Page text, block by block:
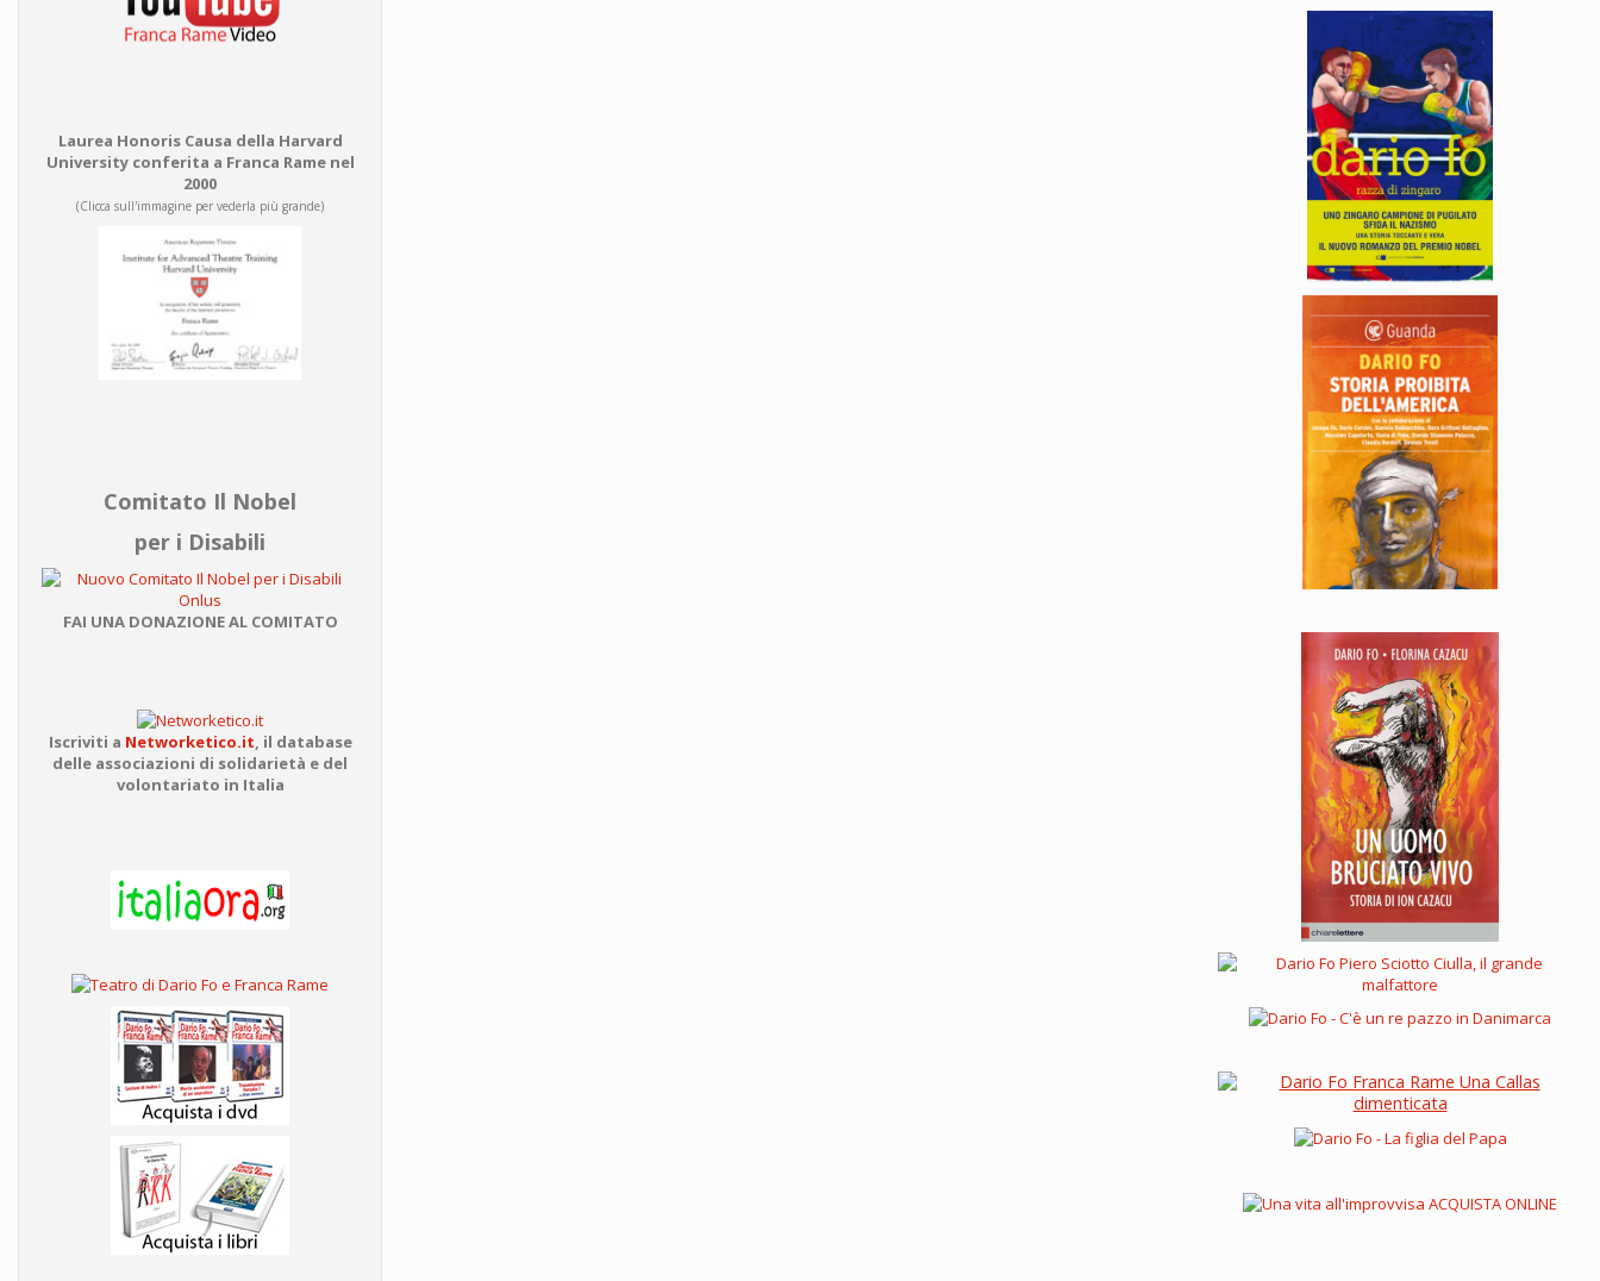
Laurea Honoris Causa della Harvard
University conferita a Franca Rame nel
2000
(Clicca sull'immagine per vederla più grande)
Comitato Il Nobel
per i Disabili
FAI UNA DONAZIONE AL COMITATO
Iscriviti a Networketico.it il database
delle associazioni di solidarietà e del
volontariato in Italia